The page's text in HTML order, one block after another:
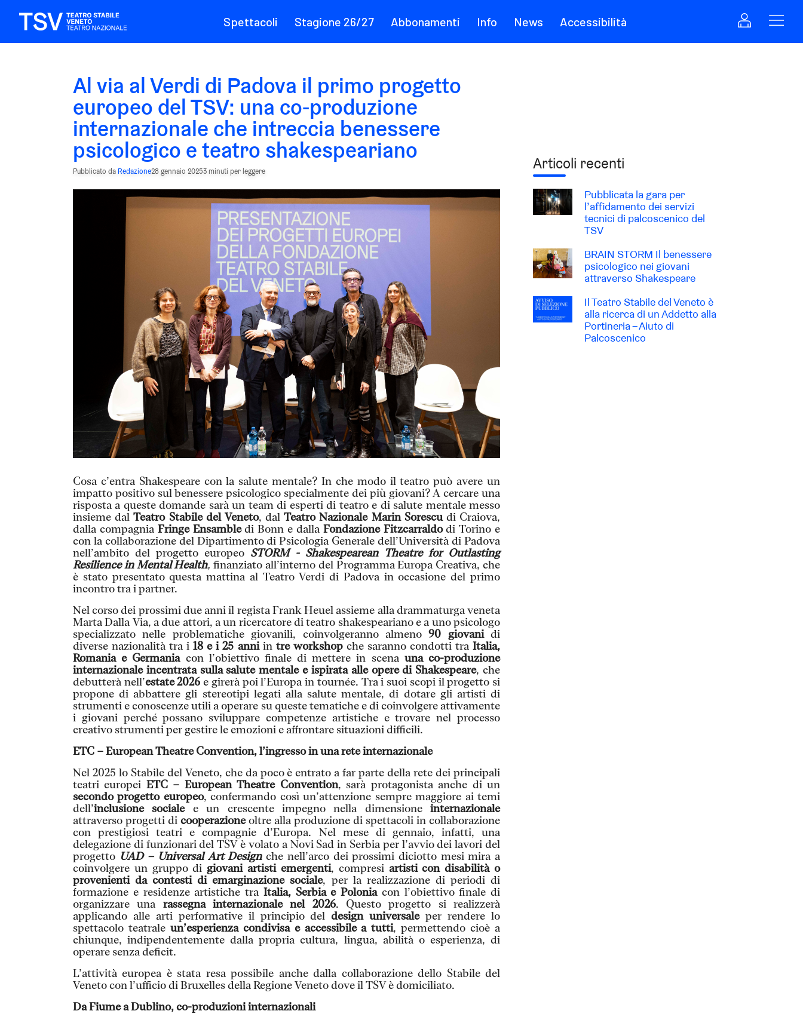
Spettacoli Stagione 26/27 Abbonamenti Info News Accessibilità
Al via al Verdi di Padova il primo progetto
europeo del TSV: una co-produzione
internazionale che intreccia benessere
psicologico e teatro shakespeariano
Pubblicato da Redazione28 gennaio 20253 minuti per leggere
Cosa c’entra Shakespeare con la salute mentale? In che modo il teatro può avere un
impatto positivo sul benessere psicologico specialmente dei più giovani? A cercare una
risposta a queste domande sarà un team di esperti di teatro e di salute mentale messo
insieme dalTeatro Stabile del Veneto, dalTeatro Nazionale Marin Sorescudi Craiova,
dalla compagnia Fringe Ensambledi Bonn e dalla Fondazione Fitzcarraldodi Torino e
con la collaborazione del Dipartimento di Psicologia Generale dell’Università di Padova
nell’ambito del progetto europeo STORM - Shakespearean Theatre for Outlasting
Resilience in Mental Health, finanziato all’interno del Programma Europa Creativa, che
è stato presentato questa mattina al Teatro Verdi di Padova in occasione del primo
incontro tra i partner.
Nel corso dei prossimi due anni il regista Frank Heuel assieme alla drammaturga veneta
Marta Dalla Via, a due attori, a un ricercatore di teatro shakespeariano e a uno psicologo
specializzato nelle problematiche giovanili, coinvolgeranno almeno90 giovanidi
diverse nazionalità tra i18 e i 25 anniin tre workshopche saranno condotti tra Italia,
Romania e Germaniacon l’obiettivo finale di mettere in scena una co-produzione
internazionale incentrata sulla salute mentale e ispirata alle opere di Shakespeare, che
debutterà nell’estate 2026 e girerà poi l’Europa in tournée. Tra i suoi scopi il progetto si
propone di abbattere gli stereotipi legati alla salute mentale, di dotare gli artisti di
strumenti e conoscenze utili a operare su queste tematiche e di coinvolgere attivamente
i giovani perché possano sviluppare competenze artistiche e trovare nel processo
creativo strumenti per gestire le emozioni e affrontare situazioni difficili.
ETC – European Theatre Convention, l’ingresso in una rete internazionale
Nel 2025 lo Stabile del Veneto, che da poco è entrato a far parte della rete dei principali
teatri europei ETC – European Theatre Convention, sarà protagonista anche di un
secondo progetto europeo, confermando così un’attenzione sempre maggiore ai temi
dell’inclusione socialee un crescente impegno nella dimensione internazionale
attraverso progetti di cooperazioneoltre alla produzione di spettacoli in collaborazione
con prestigiosi teatri e compagnie d’Europa. Nel mese di gennaio, infatti, una
delegazione di funzionari del TSV è volato a Novi Sad in Serbia per l’avvio dei lavori del
progetto UAD – Universal Art Designche nell’arco dei prossimi diciotto mesi mira a
coinvolgere un gruppo di giovani artisti emergenti, compresi artisti con disabilità o
provenienti da contesti di emarginazione sociale, per la realizzazione di periodi di
formazione e residenze artistiche tra Italia, Serbia e Poloniacon l’obiettivo finale di
organizzare una rassegna internazionale nel 2026. Questo progetto si realizzerà
applicando alle arti performative il principio deldesign universaleper rendere lo
spettacolo teatrale un’esperienza condivisa e accessibile a tutti, permettendo cioè a
chiunque, indipendentemente dalla propria cultura, lingua, abilità o esperienza, di
operare senza deficit.
L’attività europea è stata resa possibile anche dalla collaborazione dello Stabile del
Veneto con l’ufficio di Bruxelles della Regione Veneto dove il TSV è domiciliato.
Da Fiume a Dublino, co-produzioni internazionali
Articoli recenti
Pubblicata la gara per
l’affidamento dei servizi
tecnici di palcoscenico del
TSV
BRAIN STORM Il benessere
psicologico nei giovani
attraverso Shakespeare
Il Teatro Stabile del Veneto è
alla ricerca di un Addetto alla
Portineria – Aiuto di
Palcoscenico